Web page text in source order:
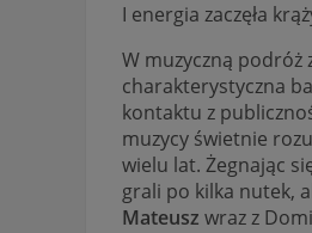
I energia zaczęła
W muzyczną podróż
charakterystyczna
kontaktu z
muzycy świetnie
wielu lat. Żegnając
grali po kilka nutek,
Mateusz wraz z